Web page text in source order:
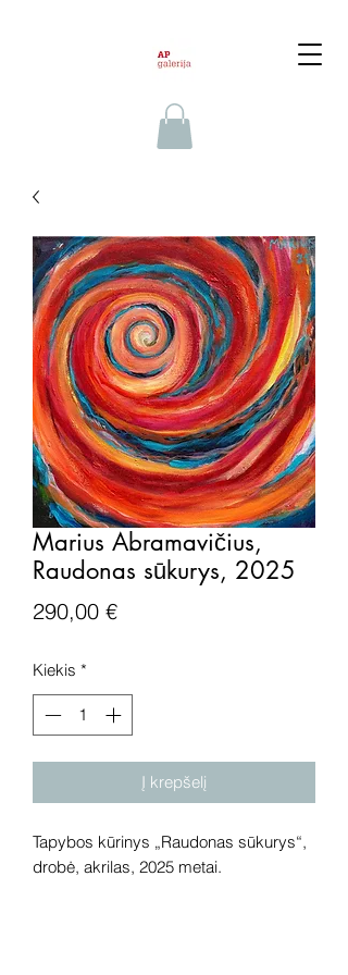
Marius Abramavičius,
Raudonas sūkurys, 2025
290,00 €Price
Kiekis *
Į krepšelį
Tapybos kūrinys „Raudonas sūkurys“,
drobė, akrilas, 2025 metai.